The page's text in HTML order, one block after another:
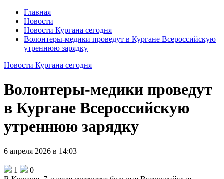
Главная
Новости
Новости Кургана сегодня
Волонтеры-медики проведут в Кургане Всероссийскую
утреннюю зарядку
Новости Кургана сегодня
Волонтеры-медики проведут
в Кургане Всероссийскую
утреннюю зарядку
6 апреля 2026 в 14:03
1
0